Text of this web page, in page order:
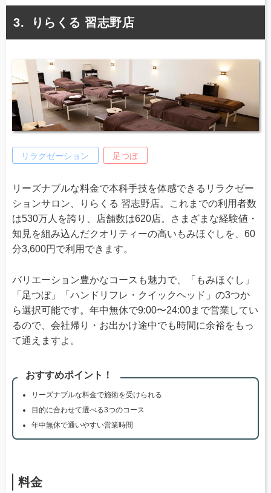
りらくる 習志野店
リラクゼーション 足つぼ
リーズナブルな料金で本科手技を体感できるリラクゼー
ションサロン、りらくる 習志野店。これまでの利用者数
は530万人を誇り、店舗数は620店。さまざまな経験値・
知見を組み込んだクオリティーの高いもみほぐしを、60
分3,600円で利用できます。
バリエーション豊かなコースも魅力で、「もみほぐし」
「足つぼ」「ハンドリフレ・クイックヘッド」の3つか
ら選択可能です。年中無休で9:00〜24:00まで営業してい
るので、会社帰り・お出かけ途中でも時間に余裕をもっ
て通えますよ。
おすすめポイント！
リーズナブルな料金で施術を受けられる
目的に合わせて選べる3つのコース
年中無休で通いやすい営業時間
料金